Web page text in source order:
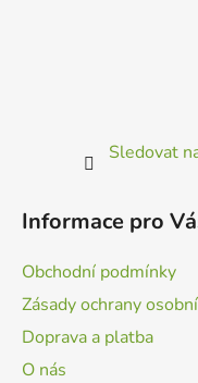
Sledovat
Informace pro
Obchodní podmínky
Zásady ochrany
Doprava a platba
O nás